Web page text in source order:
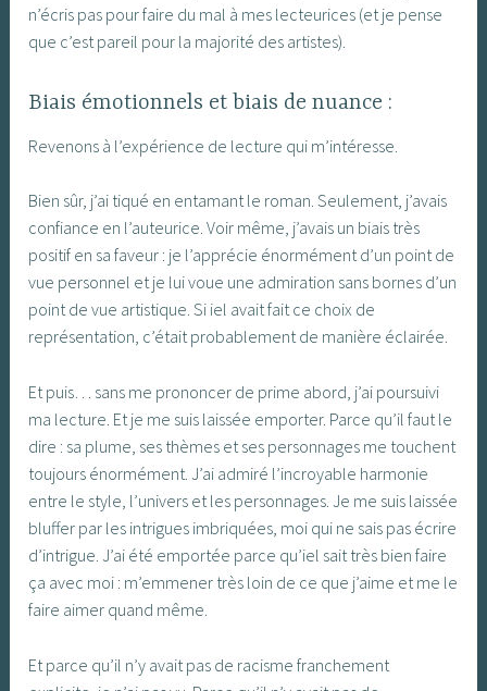
n’écris pas pour faire du mal à mes lecteurices (et je pense
que c’est pareil pour la majorité des artistes).
Biais émotionnels et biais de nuance :
Revenons à l’expérience de lecture qui m’intéresse.
Bien sûr, j’ai tiqué en entamant le roman. Seulement, j’avais
confiance en l’auteurice. Voir même, j’avais un biais très
positif en sa faveur : je l’apprécie énormément d’un point de
vue personnel et je lui voue une admiration sans bornes d’un
point de vue artistique. Si iel avait fait ce choix de
représentation, c’était probablement de manière éclairée.
Et puis… sans me prononcer de prime abord, j’ai poursuivi
ma lecture. Et je me suis laissée emporter. Parce qu’il faut le
dire : sa plume, ses thèmes et ses personnages me touchent
toujours énormément. J’ai admiré l’incroyable harmonie
entre le style, l’univers et les personnages. Je me suis laissée
bluffer par les intrigues imbriquées, moi qui ne sais pas écrire
d’intrigue. J’ai été emportée parce qu’iel sait très bien faire
ça avec moi : m’emmener très loin de ce que j’aime et me le
faire aimer quand même.
Et parce qu’il n’y avait pas de racisme franchement